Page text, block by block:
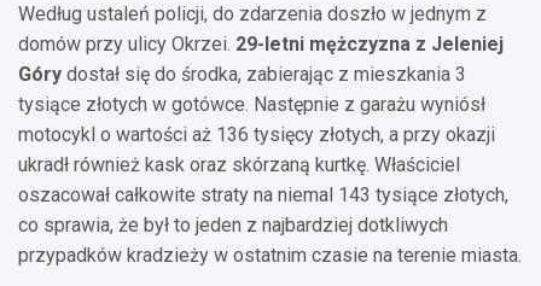
Według ustaleń policji, do zdarzenia doszło w jednym z
domów przy ulicy Okrzei. 29-letni mężczyzna z Jeleniej
Góry dostał się do środka, zabierając z mieszkania 3
tysiące złotych w gotówce. Następnie z garażu wyniósł
motocykl o wartości aż 136 tysięcy złotych, a przy okazji
ukradł również kask oraz skórzaną kurtkę. Właściciel
oszacował całkowite straty na niemal 143 tysiące złotych,
co sprawia, że był to jeden z najbardziej dotkliwych
przypadków kradzieży w ostatnim czasie na terenie miasta.